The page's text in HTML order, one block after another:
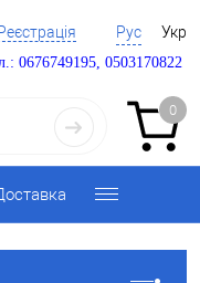
Реєстрація Рус Укр
0676749195, 0503170822
0